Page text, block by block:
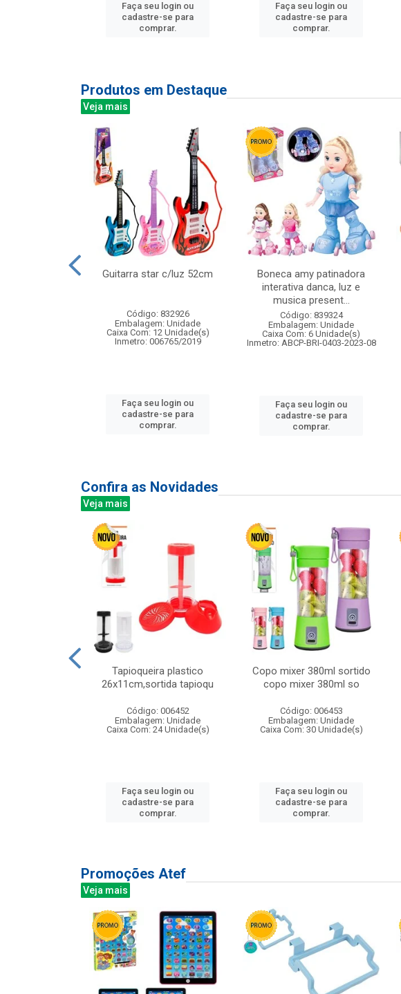
Faça seu login ou
cadastre-se para
comprar.
Faça seu login ou
cadastre-se para
comprar.
Produtos em Destaque
Veja mais
Guitarra star c/luz 52cm
Código: 832926
Embalagem: Unidade
Caixa Com: 12 Unidade(s)
Inmetro: 006765/2019
Faça seu login ou
cadastre-se para
comprar.
Boneca amy patinadora
interativa danca, luz e
musica present...
Código: 839324
Embalagem: Unidade
Caixa Com: 6 Unidade(s)
Inmetro: ABCP-BRI-0403-2023-08
Faça seu login ou
cadastre-se para
comprar.
Confira as Novidades
Veja mais
Tapioqueira plastico
26x11cm,sortida tapioqu
Código: 006452
Embalagem: Unidade
Caixa Com: 24 Unidade(s)
Faça seu login ou
cadastre-se para
comprar.
Copo mixer 380ml sortido
copo mixer 380ml so
Código: 006453
Embalagem: Unidade
Caixa Com: 30 Unidade(s)
Faça seu login ou
cadastre-se para
comprar.
Promoções Atef
Veja mais